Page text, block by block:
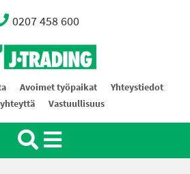
0207 458 600
Ab
Avoimet työpaikat
Yhteystiedot
Vastuullisuus